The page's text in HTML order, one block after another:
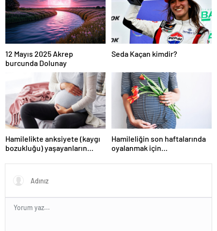
12 Mayıs 2025 Akrep
burcunda Dolunay
Seda Kaçan kimdir?
Hamilelikte anksiyete (kaygı
bozukluğu) yaşayanların
Hamileliğin son haftalarında
oyalanmak için…